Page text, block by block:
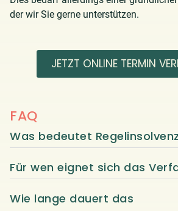
der wir Sie gerne unterstützen.
JETZT ONLINE TERMIN
FAQ
Was bedeutet
Für wen eignet sich das
Wie lange dauert das